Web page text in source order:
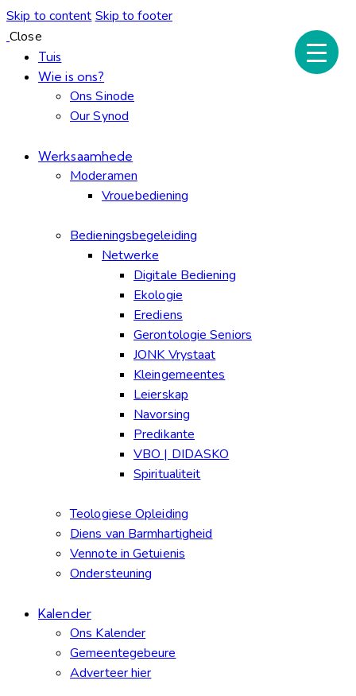
Skip to content Skip to footer
Close
Tuis
Wie is ons?
Ons Sinode
Our Synod
Werksaamhede
Moderamen
Vrouebediening
Bedieningsbegeleiding
Netwerke
Digitale Bediening
Ekologie
Erediens
Gerontologie Seniors
JONK Vrystaat
Kleingemeentes
Leierskap
Navorsing
Predikante
VBO | DIDASKO
Spiritualiteit
Teologiese Opleiding
Diens van Barmhartigheid
Vennote in Getuienis
Ondersteuning
Kalender
Ons Kalender
Gemeentegebeure
Adverteer hier